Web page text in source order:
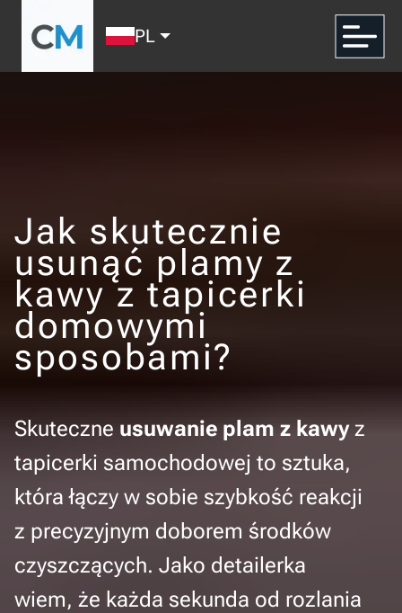
PL
Jak skutecznie
usunąć plamy z
kawy z tapicerki
domowymi
sposobami?
Skuteczne usuwanie plam z kawyz
tapicerki samochodowej to sztuka,
która łączy w sobie szybkość reakcji
z precyzyjnym doborem środków
czyszczących. Jako detailerka
wiem, że każda sekunda od rozlania